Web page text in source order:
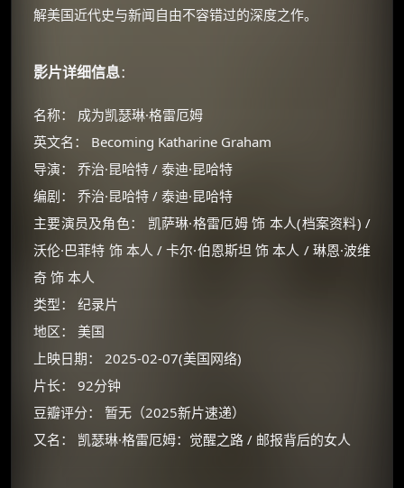
解美国近代史与新闻自由不容错过的深度之作。
影片详细信息：
名称： 成为凯瑟琳·格雷厄姆
英文名： Becoming Katharine Graham
导演： 乔治·昆哈特 / 泰迪·昆哈特
编剧： 乔治·昆哈特 / 泰迪·昆哈特
主要演员及角色： 凯萨琳·格雷厄姆 饰 本人(档案资料) /
沃伦·巴菲特 饰 本人 / 卡尔·伯恩斯坦 饰 本人 / 琳恩·波维
奇 饰 本人
类型： 纪录片
地区： 美国
上映日期： 2025-02-07(美国网络)
片长： 92分钟
豆瓣评分： 暂无（2025新片速递）
又名： 凯瑟琳·格雷厄姆：觉醒之路 / 邮报背后的女人